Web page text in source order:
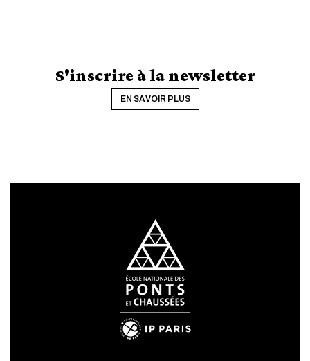
S'inscrire à la newsletter
EN SAVOIR PLUS